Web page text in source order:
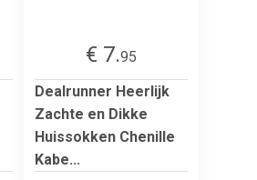
€ 7.95
Dealrunner Heerlijk
Zachte en Dikke
Huissokken Chenille
Kabe...